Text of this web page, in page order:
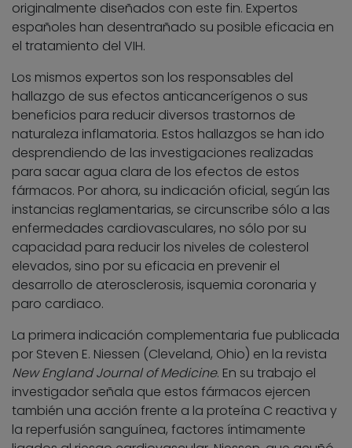
originalmente diseñados con este fin. Expertos
españoles han desentrañado su posible eficacia en
el tratamiento del VIH.
Los mismos expertos son los responsables del
hallazgo de sus efectos anticancerígenos o sus
beneficios para reducir diversos trastornos de
naturaleza inflamatoria. Estos hallazgos se han ido
desprendiendo de las investigaciones realizadas
para sacar agua clara de los efectos de estos
fármacos. Por ahora, su indicación oficial, según las
instancias reglamentarias, se circunscribe sólo a las
enfermedades cardiovasculares, no sólo por su
capacidad para reducir los niveles de colesterol
elevados, sino por su eficacia en prevenir el
desarrollo de aterosclerosis, isquemia coronaria y
paro cardiaco.
La primera indicación complementaria fue publicada
por Steven E. Niessen (Cleveland, Ohio) en la revista
New England Journal of Medicine. En su trabajo el
investigador señala que estos fármacos ejercen
también una acción frente a la proteína C reactiva y
la reperfusión sanguínea, factores íntimamente